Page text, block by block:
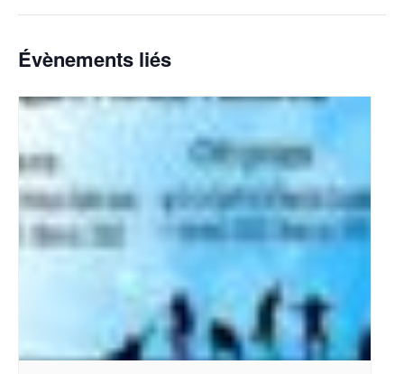
Évènements liés